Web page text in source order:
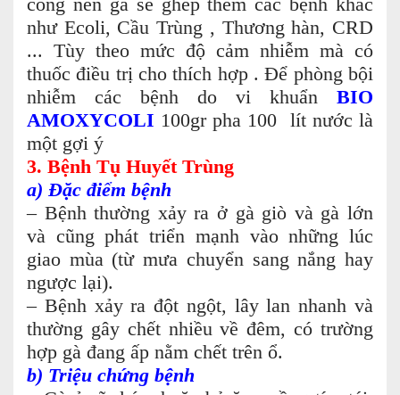
công nên gà sẽ ghép thêm các bệnh khác
như Ecoli, Cầu Trùng , Thương hàn, CRD
... Tùy theo mức độ cảm nhiễm mà có
thuốc điều trị cho thích hợp . Để phòng bội
nhiễm các bệnh do vi khuẩn BIO
AMOXYCOLI 100gr pha 100 lít nước là
một gợi ý
3. Bệnh Tụ Huyết Trùng
a) Đặc điểm bệnh
– Bệnh thường xảy ra ở gà giò và gà lớn
và cũng phát triển mạnh vào những lúc
giao mùa (từ mưa chuyển sang nắng hay
ngược lại).
– Bệnh xảy ra đột ngột, lây lan nhanh và
thường gây chết nhiều về đêm, có trường
hợp gà đang ấp nằm chết trên ổ.
b) Triệu chứng bệnh